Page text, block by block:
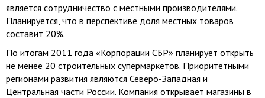
является сотрудничество с местными производителями.
Планируется, что в перспективе доля местных товаров
составит 20%.
По итогам 2011 года «Корпорации СБР» планирует открыть
не менее 20 строительных супермаркетов. Приоритетными
регионами развития являются Северо-Западная и
Центральная части России. Компания открывает магазины в